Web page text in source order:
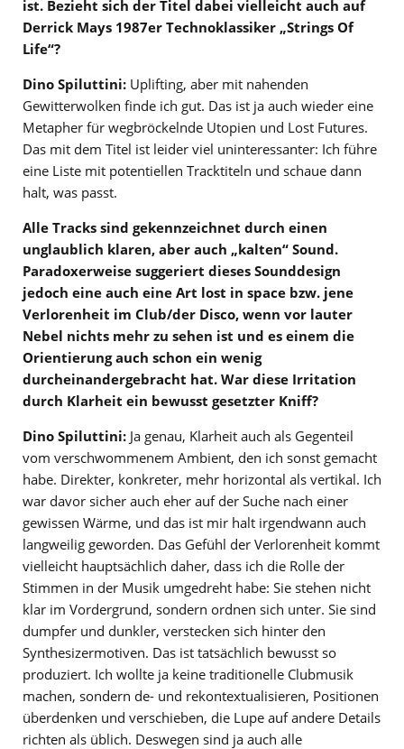
ist. Bezieht sich der Titel dabei vielleicht auch auf
Derrick Mays 1987er Technoklassiker „Strings Of
Life“?
Dino Spiluttini: Uplifting, aber mit nahenden
Gewitterwolken finde ich gut. Das ist ja auch wieder eine
Metapher für wegbröckelnde Utopien und Lost Futures.
Das mit dem Titel ist leider viel uninteressanter: Ich führe
eine Liste mit potentiellen Tracktiteln und schaue dann
halt, was passt.
Alle Tracks sind gekennzeichnet durch einen
unglaublich klaren, aber auch „kalten“ Sound.
Paradoxerweise suggeriert dieses Sounddesign
jedoch eine auch eine Art lost in space bzw. jene
Verlorenheit im Club/der Disco, wenn vor lauter
Nebel nichts mehr zu sehen ist und es einem die
Orientierung auch schon ein wenig
durcheinandergebracht hat. War diese Irritation
durch Klarheit ein bewusst gesetzter Kniff?
Dino Spiluttini: Ja genau, Klarheit auch als Gegenteil
vom verschwommenem Ambient, den ich sonst gemacht
habe. Direkter, konkreter, mehr horizontal als vertikal. Ich
war davor sicher auch eher auf der Suche nach einer
gewissen Wärme, und das ist mir halt irgendwann auch
langweilig geworden. Das Gefühl der Verlorenheit kommt
vielleicht hauptsächlich daher, dass ich die Rolle der
Stimmen in der Musik umgedreht habe: Sie stehen nicht
klar im Vordergrund, sondern ordnen sich unter. Sie sind
dumpfer und dunkler, verstecken sich hinter den
Synthesizermotiven. Das ist tatsächlich bewusst so
produziert. Ich wollte ja keine traditionelle Clubmusik
machen, sondern de- und rekontextualisieren, Positionen
überdenken und verschieben, die Lupe auf andere Details
richten als üblich. Deswegen sind ja auch alle